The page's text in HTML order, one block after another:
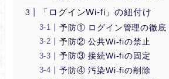
「ログインWi-fi」の紐付け
予防① ログイン管理の徹底
予防② 公共Wi-fiの禁止
予防③ 接続Wi-fiの固定
予防④ 汚染Wi-fiの削除